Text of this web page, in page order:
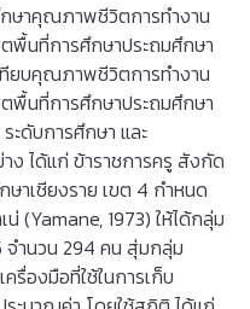
ษาคุณภาพชีวิตการทำงาน
พื้นที่การศึกษาประถมศึกษา
ทียบคุณภาพชีวิตการทำงาน
พื้นที่การศึกษาประถมศึกษา
ะดับการศึกษา และ
ง ได้แก่ ข้าราชการครู สังกัด
าเชียงราย เขต 4 กำหนด
(Yamane, 1973) ให้ได้กลุ่ม
จำนวน 294 คน สุ่มกลุ่ม
รื่องมือที่ใช้ในการเก็บ